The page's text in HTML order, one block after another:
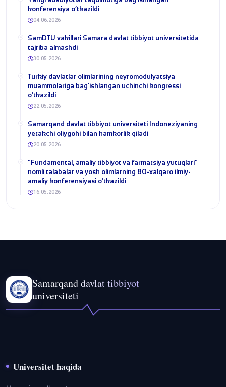
konferensiya o‘tkazildi
04.06.2026
SamDTU vakillari Samara davlat tibbiyot universitetida
tajriba almashdi
30.05.2026
​Turkiy davlatlar olimlarining neyromodulyatsiya
muammolariga bag‘ishlangan uchinchi kongressi
o‘tkazildi
22.05.2026
Samarqand davlat tibbiyot universiteti Indoneziyaning
yetakchi oliygohi bilan hamkorlik qiladi
20.05.2026
​"Fundamental, amaliy tibbiyot va farmatsiya yutuqlari"
nomli talabalar va yosh olimlarning 80-xalqaro ilmiy-
amaliy konferensiyasi o‘tkazildi
16.05.2026
Samarqand davlat tibbiyot
universiteti
Universitet haqida